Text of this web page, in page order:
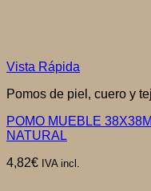
Vista Rápida
Pomos de piel, cuero y
POMO MUEBLE
NATURAL
4,82€ IVA incl.